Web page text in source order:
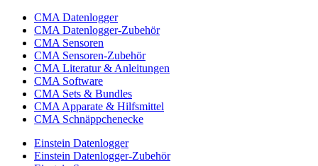
CMA Datenlogger
CMA Datenlogger-Zubehör
CMA Sensoren
CMA Sensoren-Zubehör
CMA Literatur & Anleitungen
CMA Software
CMA Sets & Bundles
CMA Apparate & Hilfsmittel
CMA Schnäppchenecke
Einstein Datenlogger
Einstein Datenlogger-Zubehör